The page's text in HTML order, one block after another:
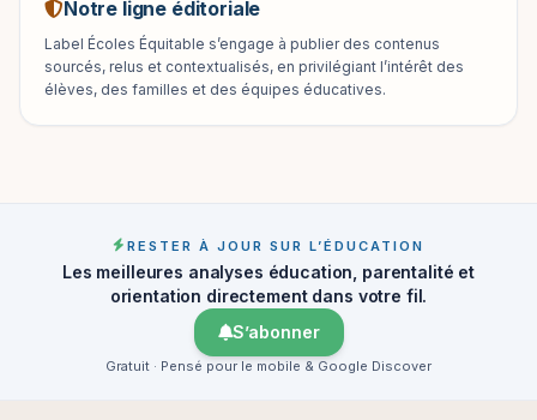
Notre ligne éditoriale
Label Écoles Équitable s’engage à publier des contenus
sourcés, relus et contextualisés, en privilégiant l’intérêt des
élèves, des familles et des équipes éducatives.
RESTER À JOUR SUR L’ÉDUCATION
Les meilleures analyses éducation, parentalité et
orientation directement dans votre fil.
S’abonner
Gratuit · Pensé pour le mobile & Google Discover